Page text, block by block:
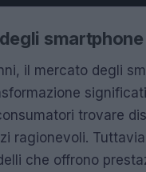
il mercato degli
trovare
ragionevoli.
che offrono